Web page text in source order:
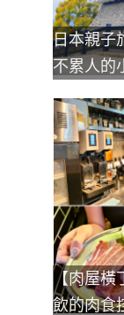
日本親子
不累人的
【肉屋橫
飲的肉食